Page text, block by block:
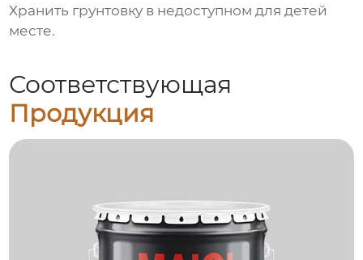
Хранить грунтовку в недоступном для детей
месте.
Соответствующая
Продукция